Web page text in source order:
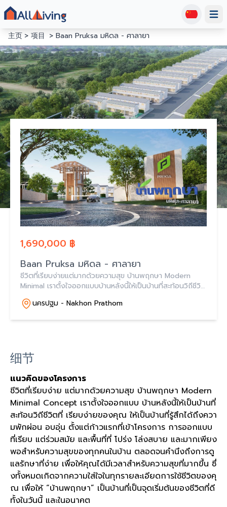
主页
项目 Baan Pruksa มหิดล - ศาลายา
1,690,000 ฿
Baan Pruksa มหิดล - ศาลายา
ชีวิตที่เรียบง่ายแต่มากด้วยความสุข บ้านพฤกษา Modern
Minimal เราตั้งใจออกแบบบ้านหลังนี้ให้เป็นบ้านที่สะท้อนวิถีชีวิต
ที่เรียบง่ายของคุณให้เป็นบ้านที่รู้สึกได้ถึงความพักผ่อน อบอุ่น
ตั้งแต่ก้าวเข้าโครงการ
นครปฐม - Nakhon Prathom
细节
แนวคิดของโครงการ
ชีวิตที่เรียบง่าย แต่มากด้วยความสุข บ้านพฤกษา Modern
Minimal Concept เราตั้งใจออกแบบ บ้านหลังนี้ให้เป็นบ้านที่
สะท้อนวิถีชีวิตที่ เรียบง่ายของคุณ ให้เป็นบ้านที่รู้สึกได้ถึงควา
มพักผ่อน อบอุ่น ตั้งแต่ก้าวแรกที่เข้าโครงการ การออกแบบ
ที่เรียบ แต่ร่วมสมัย และพื้นที่ที่ โปร่ง โล่งสบาย และมากเพียง
พอสำหรับความสุขของทุกคนในบ้าน ตลอดจนคำนึงถึงการดู
แลรักษาที่ง่าย เพื่อให้คุณได้มีเวลาสำหรับความสุขที่มากขึ้น ซึ่
งทั้งหมดเกิดจากความใส่ใจในทุกรายละเอียดการใช้ชีวิตของคุ
ณ เพื่อให้ “บ้านพฤกษา” เป็นบ้านที่เป็นจุดเริ่มต้นของชีวิตที่ดี
ทั้งในวันนี้ และในอนาคต